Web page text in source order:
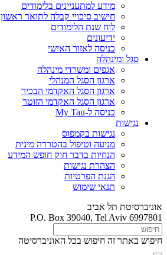
מידע למתעניינים בלימודים
חישוב סיכויי קבלה לתואר ראשון
לוח שנת הלימודים
ידיעונים
כניסה לאזור האישי
סגל ומינהלה
אגפים ומשרדי מינהלה
ארגון הסגל המנהלי
ארגון הסגל האקדמי הבכיר
ארגון הסגל האקדמי הזוטר
כניסה ל-My Tau
נגישות
נגישות בקמפוס
מניעה וטיפול בהטרדה מינית
הנחיות בדבר חוק חופש המידע
הצהרת נגישות
הגנת הפרטיות
תנאי שימוש
אוניברסיטת תל אביב
P.O. Box 39040, Tel Aviv 6997801
חיפוש באתר זה חיפוש בכל האוניברסיטה